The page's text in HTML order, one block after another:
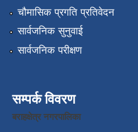
चौमासिक प्रगति प्रतिवेदन
सार्वजनिक सुनुवाई
सार्वजनिक परीक्षण
सम्पर्क विवरण
बराहक्षेत्र नगरपालिका